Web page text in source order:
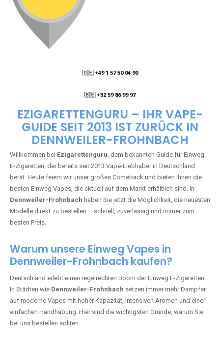
🇩🇪 +49 1 57 50 04 90
🇧🇪 +32 59 86 99 97
EZIGARETTENGURU – IHR VAPE-
GUIDE SEIT 2013 IST ZURÜCK IN
DENNWEILER-FROHNBACH
Willkommen bei Ezigarettenguru, dem bekannten Guide für Einweg
E-Zigaretten, der bereits seit 2013 Vape-Liebhaber in Deutschland
berät. Heute feiern wir unser großes Comeback und bieten Ihnen die
besten Einweg Vapes, die aktuell auf dem Markt erhältlich sind. In
Dennweiler-Frohnbach haben Sie jetzt die Möglichkeit, die neuesten
Modelle direkt zu bestellen – schnell, zuverlässig und immer zum
besten Preis.
Warum unsere Einweg Vapes in
Dennweiler-Frohnbach kaufen?
Deutschland erlebt einen regelrechten Boom der Einweg E-Zigaretten.
In Städten wie Dennweiler-Frohnbach setzen immer mehr Dampfer
auf moderne Vapes mit hoher Kapazität, intensiven Aromen und einer
einfachen Handhabung. Hier sind die wichtigsten Gründe, warum Sie
bei uns bestellen sollten: